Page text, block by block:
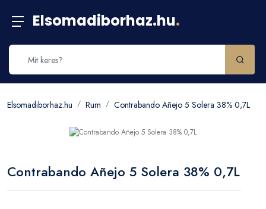
Elsomadiborhaz.hu.
Elsomadiborhaz.hu Rum Contrabando Añejo 5 Solera 38% 0,7L
Contrabando Añejo 5 Solera 38% 0,7L